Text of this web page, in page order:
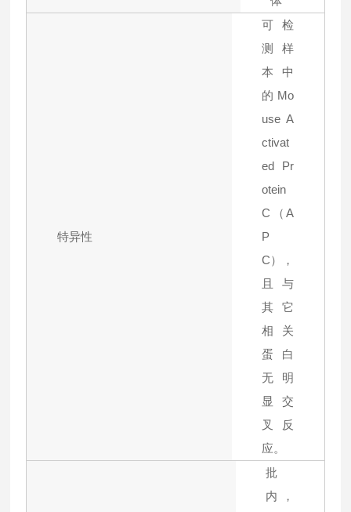
特异性
可检
测样
本中
的Mo
use A
ctivat
ed Pr
otein
C（A
P
C），
且与
其它
相关
蛋白
无明
显交
叉反
应。
批
内，